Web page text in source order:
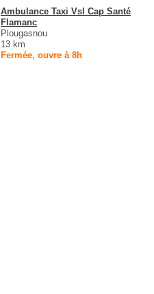
Ambulance Taxi Vsl Cap Santé
Flamanc
Plougasnou
13 km
Fermée, ouvre à 8h